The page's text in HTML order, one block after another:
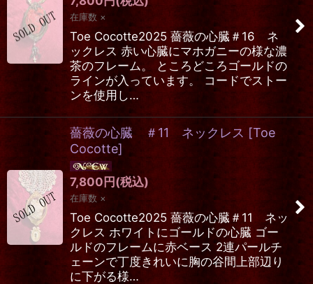
在庫数 ×
Toe Cocotte2025 薔薇の心臓＃16 ネ
ックレス 赤い心臓にマホガニーの様な濃
茶のフレーム。 ところどころゴールドの
ラインが入っています。 コードでストー
ンを使用し…
薔薇の心臓 ＃11 ネックレス [Toe
Cocotte]
7,800円(税込)
在庫数 ×
Toe Cocotte2025 薔薇の心臓＃11 ネッ
クレス ホワイトにゴールドの心臓 ゴー
ルドのフレームに赤ベース 2連パールチ
ェーンで丁度きれいに胸の谷間上部辺り
に下がる様…